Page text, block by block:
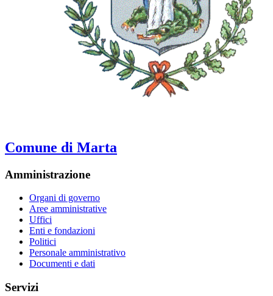
Comune di Marta
Amministrazione
Organi di governo
Aree amministrative
Uffici
Enti e fondazioni
Politici
Personale amministrativo
Documenti e dati
Servizi